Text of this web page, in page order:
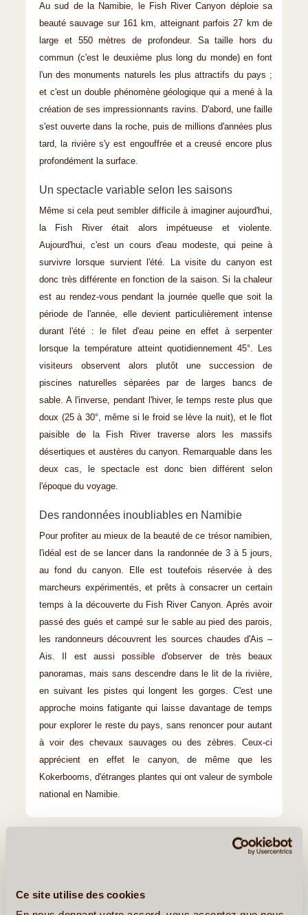
Ce site utilise des cookies
Au sud de la Namibie, le Fish River Canyon déploie sa
beauté sauvage sur 161 km, atteignant parfois 27 km de
large et 550 mètres de profondeur. Sa taille hors du
commun (c'est le deuxième plus long du monde) en font
l'un des monuments naturels les plus attractifs du pays ;
et c'est un double phénomène géologique qui a mené à la
création de ses impressionnants ravins. D'abord, une faille
s'est ouverte dans la roche, puis de millions d'années plus
tard, la rivière s'y est engouffrée et a creusé encore plus
profondément la surface.
Un spectacle variable selon les saisons
Même si cela peut sembler difficile à imaginer aujourd'hui,
la Fish River était alors impétueuse et violente.
Aujourd'hui, c'est un cours d'eau modeste, qui peine à
survivre lorsque survient l'été. La visite du canyon est
donc très différente en fonction de la saison. Si la chaleur
est au rendez-vous pendant la journée quelle que soit la
période de l'année, elle devient particulièrement intense
durant l'été : le filet d'eau peine en effet à serpenter
lorsque la température atteint quotidiennement 45°. Les
visiteurs observent alors plutôt une succession de
piscines naturelles séparées par de larges bancs de
sable. A l'inverse, pendant l'hiver, le temps reste plus que
doux (25 à 30°, même si le froid se lève la nuit), et le flot
paisible de la Fish River traverse alors les massifs
désertiques et austères du canyon. Remarquable dans les
deux cas, le spectacle est donc bien différent selon
l'époque du voyage.
Des randonnées inoubliables en Namibie
Pour profiter au mieux de la beauté de ce trésor namibien,
l'idéal est de se lancer dans la randonnée de 3 à 5 jours,
au fond du canyon. Elle est toutefois réservée à des
marcheurs expérimentés, et prêts à consacrer un certain
temps à la découverte du Fish River Canyon. Après avoir
passé des gués et campé sur le sable au pied des parois,
les randonneurs découvrent les sources chaudes d'Ais –
Ais. Il est aussi possible d'observer de très beaux
panoramas, mais sans descendre dans le lit de la rivière,
en suivant les pistes qui longent les gorges. C'est une
approche moins fatigante qui laisse davantage de temps
pour explorer le reste du pays, sans renoncer pour autant
à voir des chevaux sauvages ou des zèbres. Ceux-ci
apprécient en effet le canyon, de même que les
Kokerbooms, d'étranges plantes qui ont valeur de symbole
national en Namibie.